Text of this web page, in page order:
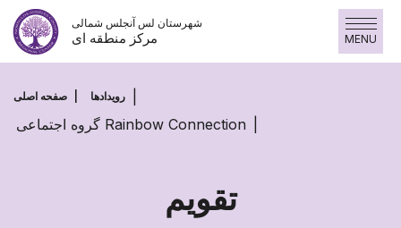
پرش
محتوا
شهرستان لس آنجلس شمالی
مرکز منطقه ای MENU
صفحه اصلی رویدادها
گروه اجتماعی Rainbow Connection
تقویم